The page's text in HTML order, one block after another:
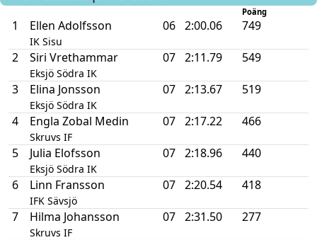
Poäng
1 Ellen Adolfsson
IK Sisu
06 2:00.06 749
2 Siri Vrethammar
Eksjö Södra IK
07 2:11.79 549
3 Elina Jonsson
Eksjö Södra IK
07 2:13.67 519
4 Engla Zobal Medin
Skruvs IF
07 2:17.22 466
5 Julia Elofsson
Eksjö Södra IK
07 2:18.96 440
6 Linn Fransson
IFK Sävsjö
07 2:20.54 418
7 Hilma Johansson
Skruvs IF
07 2:31.50 277